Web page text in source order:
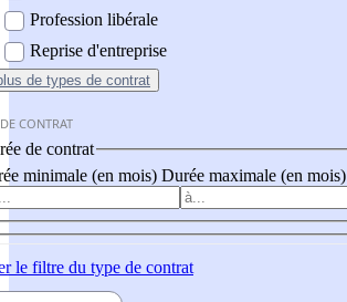
Profession libérale
Reprise d'entreprise
de types de contrat
CONTRAT
de contrat
minimale (en mois) Durée maximale (en mois)
le filtre du type de contrat